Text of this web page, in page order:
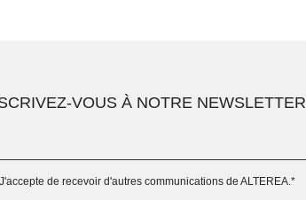
VOUS À NOTRE NEWSLETTER
J'accepte de recevoir d'autres communications de ALTEREA.*